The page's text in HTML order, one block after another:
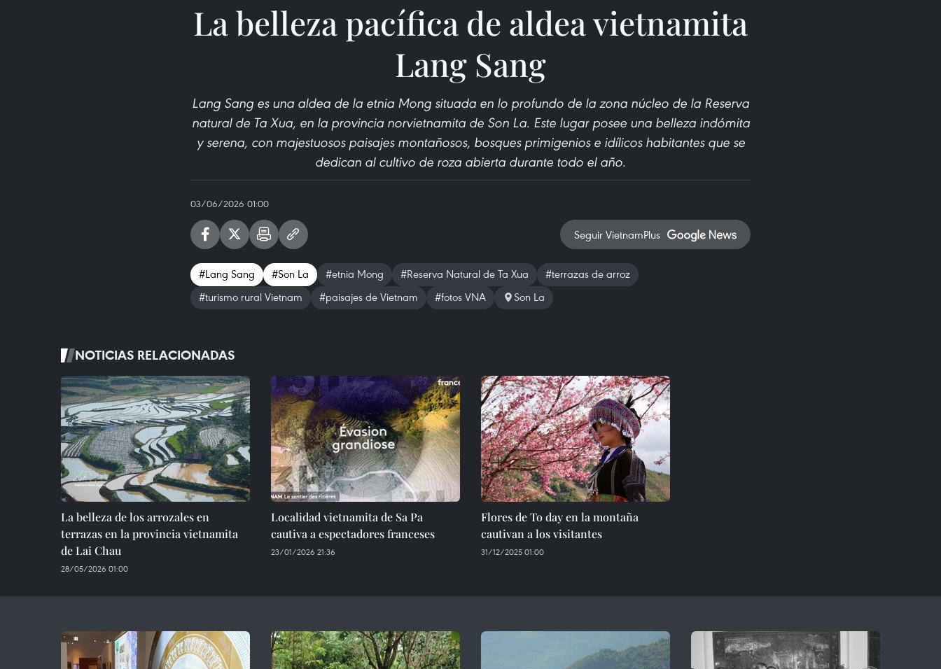
La belleza pacífica de aldea vietnamita
Lang Sang
Lang Sang es una aldea de la etnia Mong situada en lo profundo de la zona núcleo de la Reserva
natural de Ta Xua, en la provincia norvietnamita de Son La. Este lugar posee una belleza indómita
y serena, con majestuosos paisajes montañosos, bosques primigenios e idílicos habitantes que se
dedican al cultivo de roza abierta durante todo el año.
03/06/2026 01:00
Seguir VietnamPlus
#Lang Sang #Son La #etnia Mong #Reserva Natural de Ta Xua
#terrazas de arroz
#turismo rural Vietnam
#paisajes de Vietnam #fotos VNA Son La
NOTICIAS RELACIONADAS
La belleza de los arrozales en
terrazas en la provincia vietnamita
de Lai Chau
28/05/2026 01:00
Localidad vietnamita de Sa Pa
cautiva a espectadores franceses
23/01/2026 21:36
Flores de To day en la montaña
cautivan a los visitantes
31/12/2025 01:00